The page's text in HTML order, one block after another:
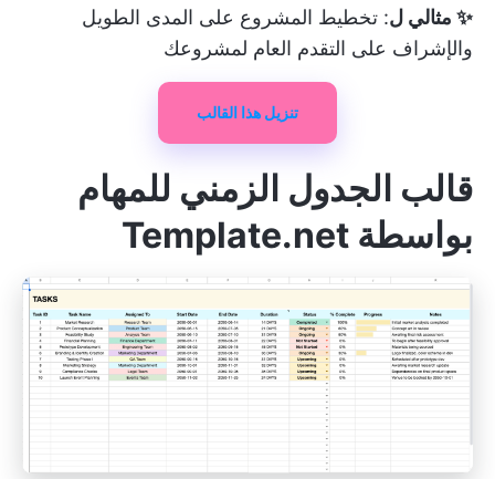
✨ مثالي ل: تخطيط المشروع على المدى الطويل
والإشراف على التقدم العام لمشروعك
تنزيل هذا القالب
قالب الجدول الزمني للمهام
بواسطة Template.net